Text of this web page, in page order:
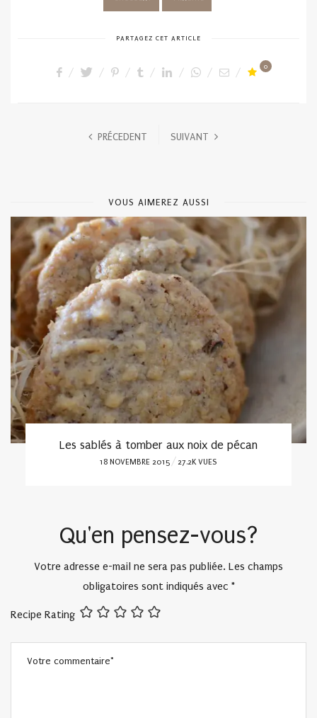
PARTAGEZ CET ARTICLE
0
PRÉCEDENT SUIVANT
VOUS AIMEREZ AUSSI
Les sablés à tomber aux noix de pécan
POSTED
18 NOVEMBRE 2015 27.2K VUES
Qu'en pensez-vous?
Votre adresse e-mail ne sera pas publiée. Les champs
obligatoires sont indiqués avec *
Recipe Rating